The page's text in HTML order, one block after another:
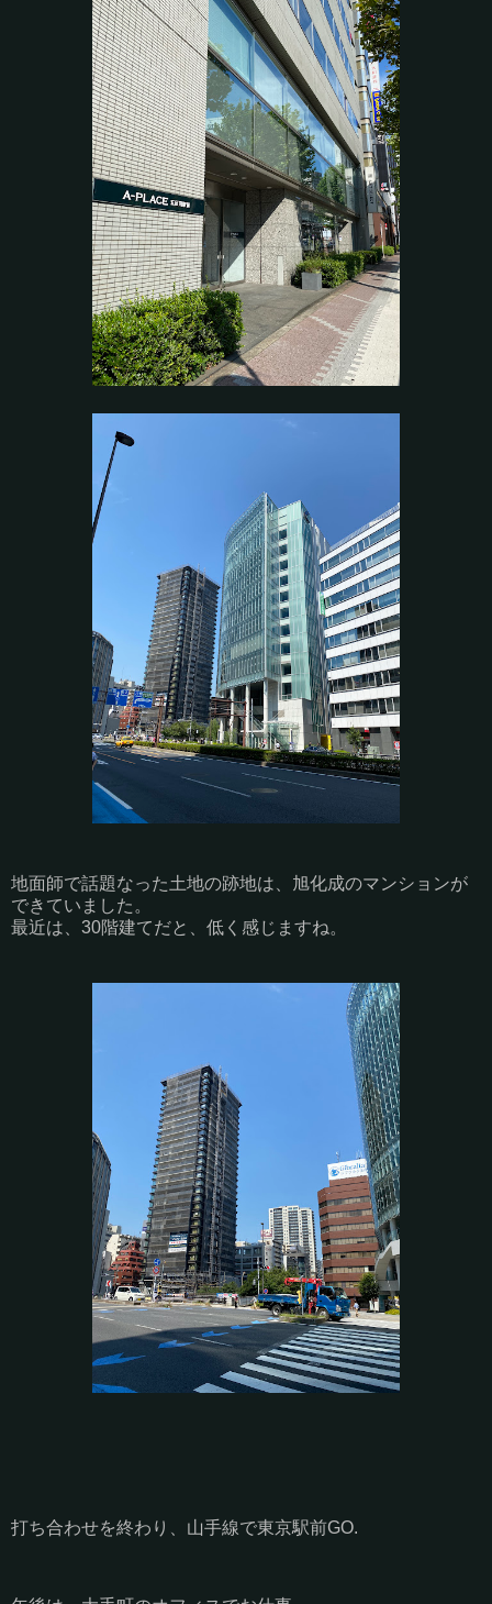
地面師で話題なった土地の跡地は、旭化成のマンションが
できていました。
最近は、30階建てだと、低く感じますね。
打ち合わせを終わり、山手線で東京駅前GO.